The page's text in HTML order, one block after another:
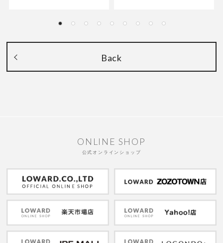
Back
ONLINE SHOP
公式オンラインショップ